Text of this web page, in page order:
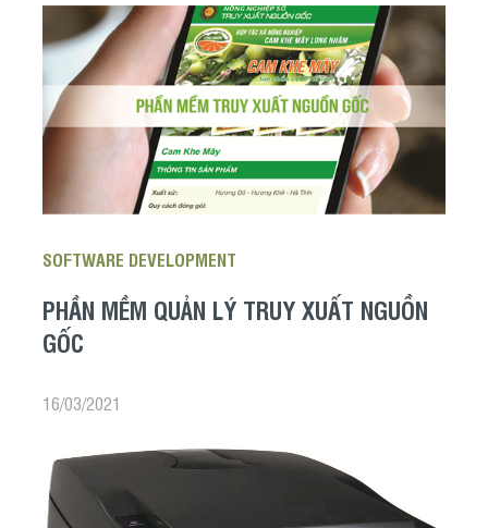
SOFTWARE DEVELOPMENT
PHẦN MỀM QUẢN LÝ TRUY XUẤT NGUỒN
GỐC
16/03/2021